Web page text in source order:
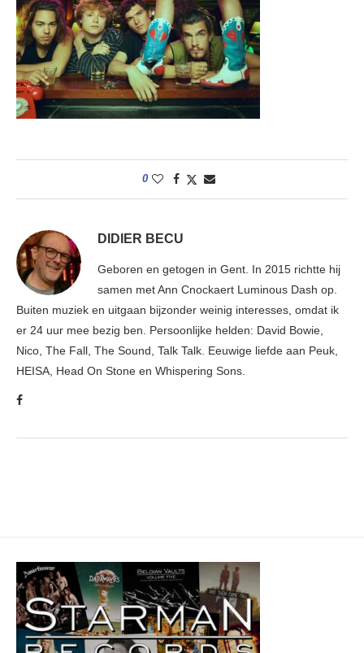
0
DIDIER BECU
Geboren en getogen in Gent. In 2015 richtte hij
samen met Ann Cnockaert Luminous Dash op.
Buiten muziek en uitgaan bijzonder weinig interesses, omdat ik
er 24 uur mee bezig ben. Persoonlijke helden: David Bowie,
Nico, The Fall, The Sound, Talk Talk. Eeuwige liefde aan Peuk,
HEISA, Head On Stone en Whispering Sons.